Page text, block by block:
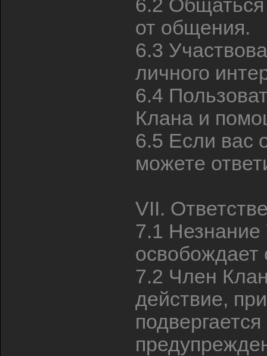
6.2 Общаться
от общения.
6.3
личного
6.4
Клана и
6.5 Если вас
можете
VII.
7.1 Незнание
освобождает
7.2 Член
действие,